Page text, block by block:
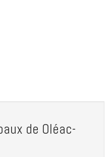
de Oléac-